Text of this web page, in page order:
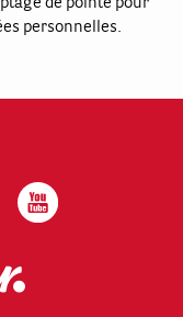
personnelles.